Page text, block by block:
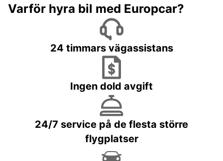
Varför hyra bil med Europcar?
24 timmars vägassistans
Ingen dold avgift
24/7 service på de flesta större
flygplatser